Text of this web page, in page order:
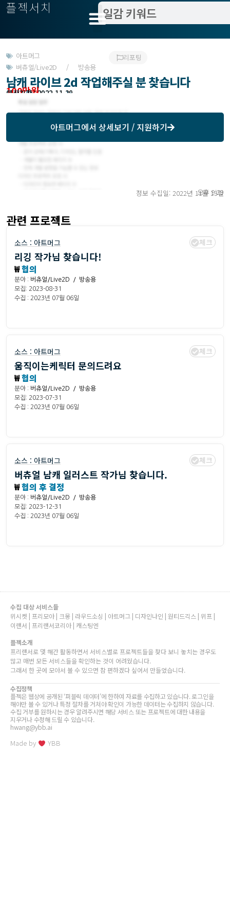
플젝서치
아트머그
버츄얼/Live2D / 방송용
리포팅
남캐 라이브 2d 작업해주실 분 찾습니다
100만원
모집기한 : 2022-11-16
예상기간 : 2022-11-30
아트머그에서 상세보기 / 지원하기
정보 수집일: 2022년 11월 13일
오후 9:29
관련 프로젝트
소스 : 아트머그 체크
리깅 작가님 찾습니다!
₩협의
분야 : 버츄얼/Live2D / 방송용
모집: 2023-08-31
수집 : 2023년 07월 06일
소스 : 아트머그 체크
움직이는케릭터 문의드려요
₩협의
분야 : 버츄얼/Live2D / 방송용
모집: 2023-07-31
수집 : 2023년 07월 06일
소스 : 아트머그 체크
버츄얼 남캐 일러스트 작가님 찾습니다.
₩협의 후 결정
분야 : 버츄얼/Live2D / 방송용
모집: 2023-12-31
수집 : 2023년 07월 06일
수집 대상 서비스들
위시켓 | 프리모아 | 크몽 | 라우드소싱 | 아트머그 | 디자인나인 | 원티드긱스 | 위프 |
이랜서 | 프리랜서코리아 | 캐스팅엔
플젝소개
프리랜서로 몇 해간 활동하면서 서비스별로 프로젝트들을 찾다 보니 놓치는 경우도
많고 매번 모든 서비스들을 확인하는 것이 어려웠습니다.
그래서 한 곳에 모아서 볼 수 있으면 참 편하겠다 싶어서 만들었습니다.
수집정책
플젝은 웹상에 공개된 ‘퍼블릭 데이터’에 한하여 자료를 수집하고 있습니다. 로그인을
해야만 볼 수 있거나 특정 절차를 거쳐야 확인이 가능한 데이터는 수집하지 않습니다.
수집 거부를 원하시는 경우 알려주시면 해당 서비스 또는 프로젝트에 대한 내용을
지우거나 수정해 드릴 수 있습니다.
hwang@ybb.ai
Made by YBB